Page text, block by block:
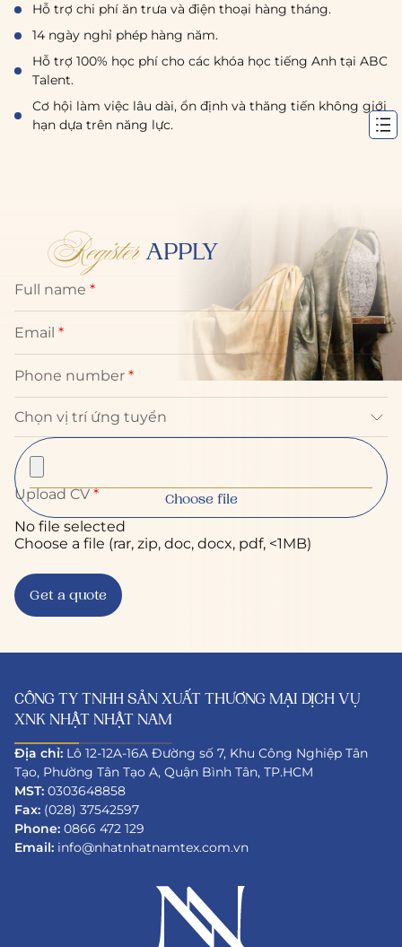
Hỗ trợ chi phí ăn trưa và điện thoại hàng tháng.
14 ngày nghỉ phép hàng năm.
Hỗ trợ 100% học phí cho các khóa học tiếng Anh tại ABC
Talent.
Cơ hội làm việc lâu dài, ổn định và thăng tiến không giới
hạn dựa trên năng lực.
RegisterAPPLY
Full name *
Email *
Phone number *
Upload CV* Choose file
No file selected
Choose a file (rar, zip, doc, docx, pdf, <1MB)
CÔNG TY TNHH SẢN XUẤT THƯƠNG MẠI DỊCH VỤ
XNK NHẬT NHẬT NAM
Địa chỉ: Lô 12-12A-16A Đường số 7, Khu Công Nghiệp Tân
Tạo, Phường Tân Tạo A, Quận Bình Tân, TP.HCM
MST: 0303648858
Fax: (028) 37542597
Phone: 0866 472 129
Email: info@nhatnhatnamtex.com.vn